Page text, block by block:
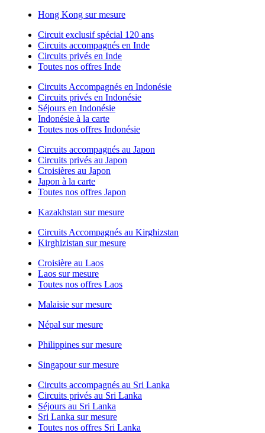
Hong Kong sur mesure
Circuit exclusif spécial 120 ans
Circuits accompagnés en Inde
Circuits privés en Inde
Toutes nos offres Inde
Circuits Accompagnés en Indonésie
Circuits privés en Indonésie
Séjours en Indonésie
Indonésie à la carte
Toutes nos offres Indonésie
Circuits accompagnés au Japon
Circuits privés au Japon
Croisières au Japon
Japon à la carte
Toutes nos offres Japon
Kazakhstan sur mesure
Circuits Accompagnés au Kirghizstan
Kirghizistan sur mesure
Croisière au Laos
Laos sur mesure
Toutes nos offres Laos
Malaisie sur mesure
Népal sur mesure
Philippines sur mesure
Singapour sur mesure
Circuits accompagnés au Sri Lanka
Circuits privés au Sri Lanka
Séjours au Sri Lanka
Sri Lanka sur mesure
Toutes nos offres Sri Lanka